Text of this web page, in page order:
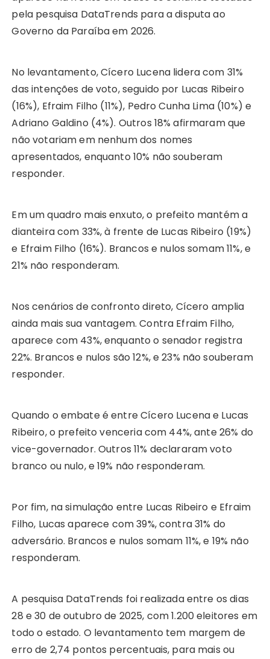
pela pesquisa DataTrends para a disputa ao
Governo da Paraíba em 2026.
No levantamento, Cícero Lucena lidera com 31%
das intenções de voto, seguido por Lucas Ribeiro
(16%), Efraim Filho (11%), Pedro Cunha Lima (10%) e
Adriano Galdino (4%). Outros 18% afirmaram que
não votariam em nenhum dos nomes
apresentados, enquanto 10% não souberam
responder.
Em um quadro mais enxuto, o prefeito mantém a
dianteira com 33%, à frente de Lucas Ribeiro (19%)
e Efraim Filho (16%). Brancos e nulos somam 11%, e
21% não responderam.
Nos cenários de confronto direto, Cícero amplia
ainda mais sua vantagem. Contra Efraim Filho,
aparece com 43%, enquanto o senador registra
22%. Brancos e nulos são 12%, e 23% não souberam
responder.
Quando o embate é entre Cícero Lucena e Lucas
Ribeiro, o prefeito venceria com 44%, ante 26% do
vice-governador. Outros 11% declararam voto
branco ou nulo, e 19% não responderam.
Por fim, na simulação entre Lucas Ribeiro e Efraim
Filho, Lucas aparece com 39%, contra 31% do
adversário. Brancos e nulos somam 11%, e 19% não
responderam.
A pesquisa DataTrends foi realizada entre os dias
28 e 30 de outubro de 2025, com 1.200 eleitores em
todo o estado. O levantamento tem margem de
erro de 2,74 pontos percentuais, para mais ou